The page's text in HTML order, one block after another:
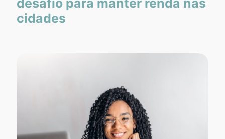
desafio para manter renda nas
cidades